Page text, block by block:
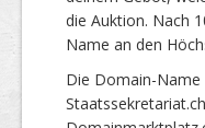
die Auktion. Nach
Name an den
Die Domain-